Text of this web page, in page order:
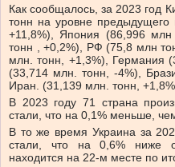
Как сообщалось, за 2023 год
тонн на уровне
+11,8%), Япония (86,996
тонн , +0,2%), РФ (75,8 млн
млн. тонн, +1,3%), Германия
(33,714 млн. тонн, -4%),
Иран. (31,139 млн. тонн,
В 2023 году 71 страна
стали, что на 0,1% меньше,
В то же время Украина за
стали, что на 0,6% ниже
находится на 22-м месте по